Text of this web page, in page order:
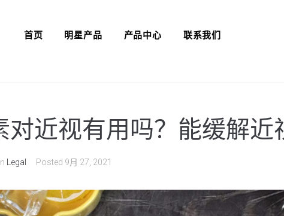
首页 明星产品 产品中心 联系我们
对近视有用吗？能缓解近
In Legal Posted 9月 27, 2021